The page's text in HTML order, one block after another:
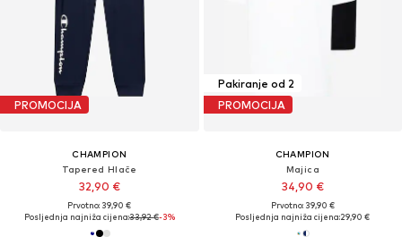
PROMOCIJA
CHAMPION
Tapered Hlače
32,90 €
Prvotno: 39,90 €
Posljednja najniža cijena:33,92 €-3%
Pakiranje od 2
PROMOCIJA
CHAMPION
Majica
34,90 €
Prvotno: 39,90 €
Posljednja najniža cijena:29,90 €